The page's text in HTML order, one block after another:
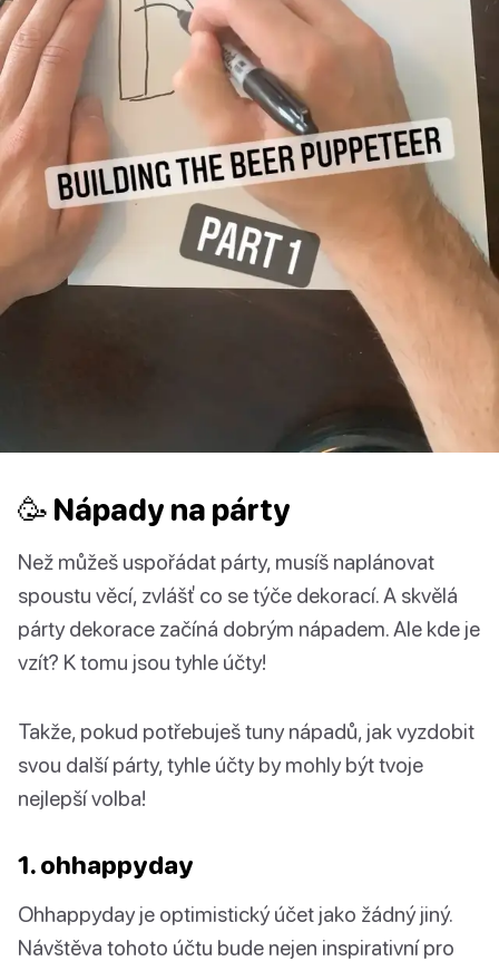
🥳 Nápady na párty
Než můžeš uspořádat párty, musíš naplánovat
spoustu věcí, zvlášť co se týče dekorací. A skvělá
párty dekorace začíná dobrým nápadem. Ale kde je
vzít? K tomu jsou tyhle účty!
Takže, pokud potřebuješ tuny nápadů, jak vyzdobit
svou další párty, tyhle účty by mohly být tvoje
nejlepší volba!
1. ohhappyday
Ohhappyday je optimistický účet jako žádný jiný.
Návštěva tohoto účtu bude nejen inspirativní pro